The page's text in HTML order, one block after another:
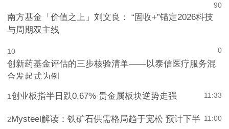
0
9
南方基金「价值之上」刘文良： “固收+”锚定2026科技
与周期双主线
0
10
创新药基金评估的三步核验清单——以泰信医疗服务混
合发起式为例
11:33
1创业板指半日跌0.67% 贵金属板块逆势走强
11:00
2 Mysteel解读：铁矿石供需格局趋于宽松 预计下半